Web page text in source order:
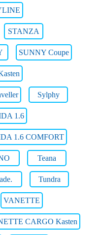
STANZA
SUNNY Coupe
Sylphy
1.6
1.6 COMFORT
Teana
Tundra
VANETTE
CARGO Kasten